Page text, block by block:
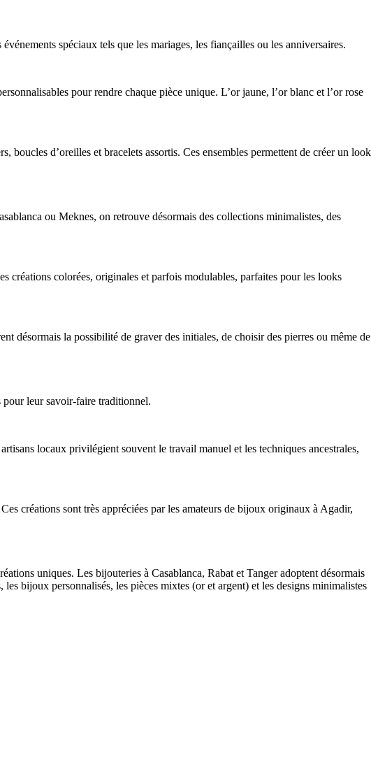
spéciaux tels que les mariages, les fiançailles ou les anniversaires.
pour rendre chaque pièce unique. L’or jaune, l’or blanc et l’or rose
boucles d’oreilles et bracelets assortis. Ces ensembles permettent de créer un look
ou Meknes, on retrouve désormais des collections minimalistes, des
créations colorées, originales et parfois modulables, parfaites pour les looks
désormais la possibilité de graver des initiales, de choisir des pierres ou même de
pour leur savoir-faire traditionnel.
locaux privilégient souvent le travail manuel et les techniques ancestrales,
créations sont très appréciées par les amateurs de bijoux originaux à Agadir,
uniques. Les bijouteries à Casablanca, Rabat et Tanger adoptent désormais
bijoux personnalisés, les pièces mixtes (or et argent) et les designs minimalistes